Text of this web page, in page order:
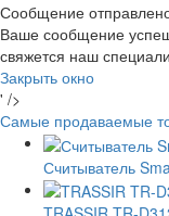
Сообщение
Ваше сообщение
свяжется наш
Закрыть окно
' />
Самые продаваемые
Считыватель